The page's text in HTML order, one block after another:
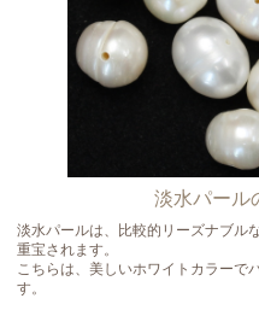
淡水パール
淡水パールは、比較的リーズナブル
重宝されます。
こちらは、美しいホワイトカラーで
す。